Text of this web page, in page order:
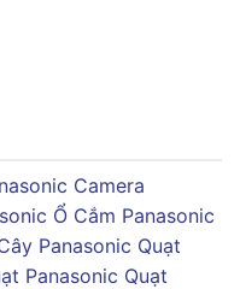
Camera
Ổ Cắm Panasonic
Panasonic Quạt
Panasonic Quạt